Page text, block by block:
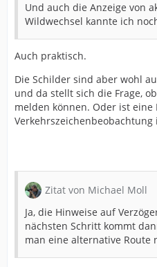
Und auch die Anzeige von
Wildwechsel kannte ich
Auch praktisch.
Die Schilder sind aber wohl
und da stellt sich die Frage,
melden können. Oder ist eine
Verkehrszeichenbeobachtung
Zitat von Michael Moll
Ja, die Hinweise auf
nächsten Schritt kommt
man eine alternative Route